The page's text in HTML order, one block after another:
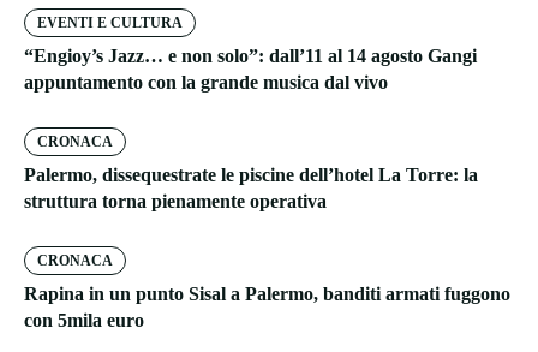
EVENTI E CULTURA
“Engioy’s Jazz… e non solo”: dall’11 al 14 agosto Gangi
appuntamento con la grande musica dal vivo
CRONACA
Palermo, dissequestrate le piscine dell’hotel La Torre: la
struttura torna pienamente operativa
CRONACA
Rapina in un punto Sisal a Palermo, banditi armati fuggono
con 5mila euro